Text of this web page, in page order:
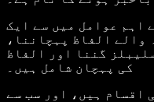
اہم عوامل میں سے ایک
والے الفاظ پہچاننا،
گننا اور الفاظ
اقسام ہیں، اور سب سے